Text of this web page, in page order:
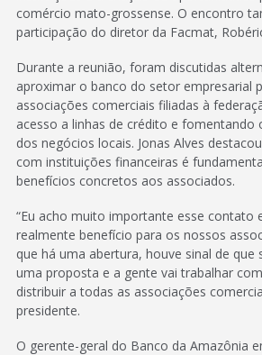
comércio mato-grossense. O encontro
participação do diretor da Facmat,
Durante a reunião, foram discutidas
aproximar o banco do setor empresarial
associações comerciais filiadas à
acesso a linhas de crédito e fomentando
dos negócios locais. Jonas Alves
com instituições financeiras é
benefícios concretos aos associados.
“Eu acho muito importante esse contato
realmente benefício para os nossos
que há uma abertura, houve sinal de que
uma proposta e a gente vai trabalhar
distribuir a todas as associações
presidente.
O gerente-geral do Banco da Amazônia